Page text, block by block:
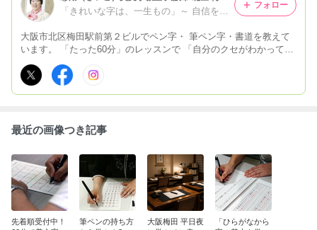
「きれいな字は、一生もの」～ 自信を持って書けると、大人の 品格がアップする ～彩湖美文字教室/大阪駅前第2ビル/大阪市北区
大阪市北区梅田駅前第２ビルでペン字・ 筆ペン字・書道を教えて
います。 「たった60分」のレッスンで 「自分のクセがわかって美
いとそれだけでイメージアップに つながりますよ！
フォロー
最近の画像つき記事
先着順受付中！
筆ペンの持ち方
大阪梅田 平日夜
「ひらがなから